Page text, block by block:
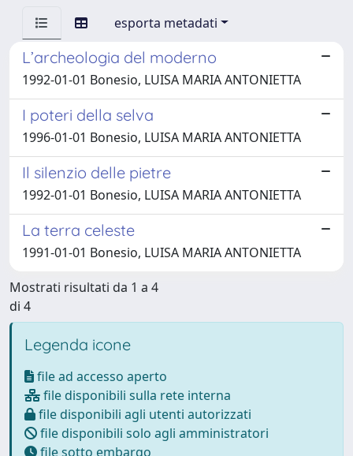
esporta metadati
L’archeologia del moderno
1992-01-01 Bonesio, LUISA MARIA ANTONIETTA
I poteri della selva
1996-01-01 Bonesio, LUISA MARIA ANTONIETTA
Il silenzio delle pietre
1992-01-01 Bonesio, LUISA MARIA ANTONIETTA
La terra celeste
1991-01-01 Bonesio, LUISA MARIA ANTONIETTA
Mostrati risultati da 1 a 4
di 4
Legenda icone
file ad accesso aperto
file disponibili sulla rete interna
file disponibili agli utenti autorizzati
file disponibili solo agli amministratori
file sotto embargo